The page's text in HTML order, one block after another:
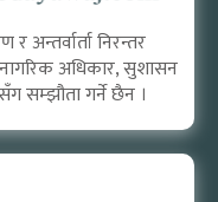
अन्तर्वार्ता निरन्तर
नागरिक अधिकार, सुशासन
सम्झौता गर्ने छैन ।